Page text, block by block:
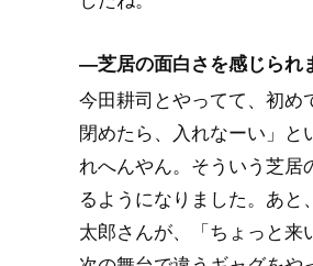
―芝居の面白さを感じられ
今田耕司とやってて、初め
閉めたら、入れなーい」
れへんやん。そういう芝
るようになりました。あ
太郎さんが、「ちょっと来